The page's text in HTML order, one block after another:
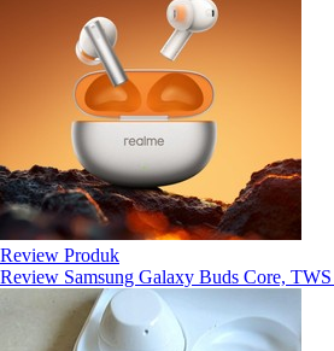
Review Produk
Review Samsung Galaxy Buds Core,